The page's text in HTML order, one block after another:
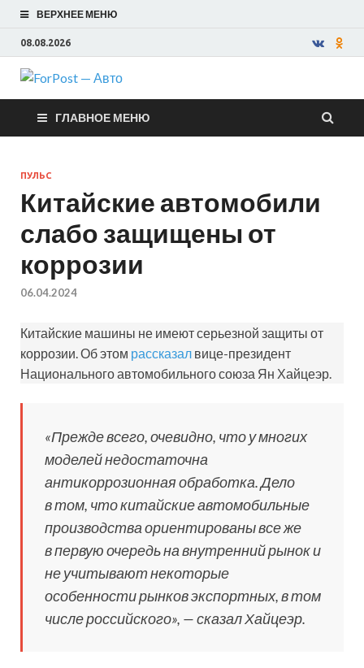
ВЕРХНЕЕ МЕНЮ
08.08.2026
ForPost —
Авто
ГЛАВНОЕ МЕНЮ
ПУЛЬС
Китайские автомобили
слабо защищены от
коррозии
06.04.2024
Китайские машины не имеют серьезной защиты от
коррозии. Об этом рассказал вице-президент
Национального автомобильного союза Ян Хайцеэр.
«Прежде всего, очевидно, что у многих
моделей недостаточна
антикоррозионная обработка. Дело
в том, что китайские автомобильные
производства ориентированы все же
в первую очередь на внутренний рынок и
не учитывают некоторые
особенности рынков экспортных, в том
числе российского», — сказал Хайцеэр.